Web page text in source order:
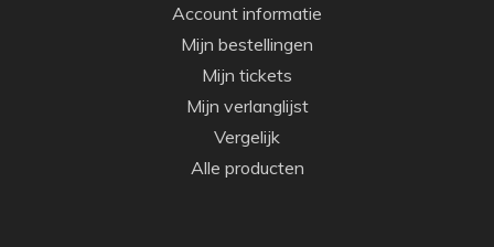
Account informatie
Mijn bestellingen
Mijn tickets
Mijn verlanglijst
Vergelijk
Alle producten